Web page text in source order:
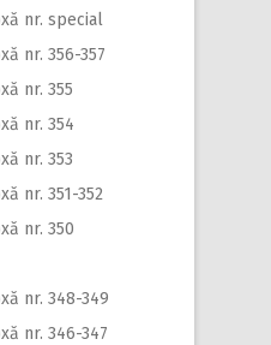
nr. special
nr. 356-357
nr. 355
nr. 354
nr. 353
nr. 351-352
nr. 350
nr. 348-349
nr. 346-347